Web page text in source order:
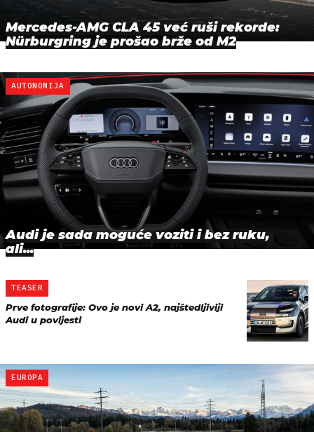
Mercedes-AMG CLA 45 već ruši rekorde:
Nürburgring je prošao brže od M2
AUTONOMIJA
Audi je sada moguće voziti i bez ruku,
ali...
TEASER
Prve fotografije: Ovo je novi A2, najštedljiviji
Audi u povijesti
EUROPA